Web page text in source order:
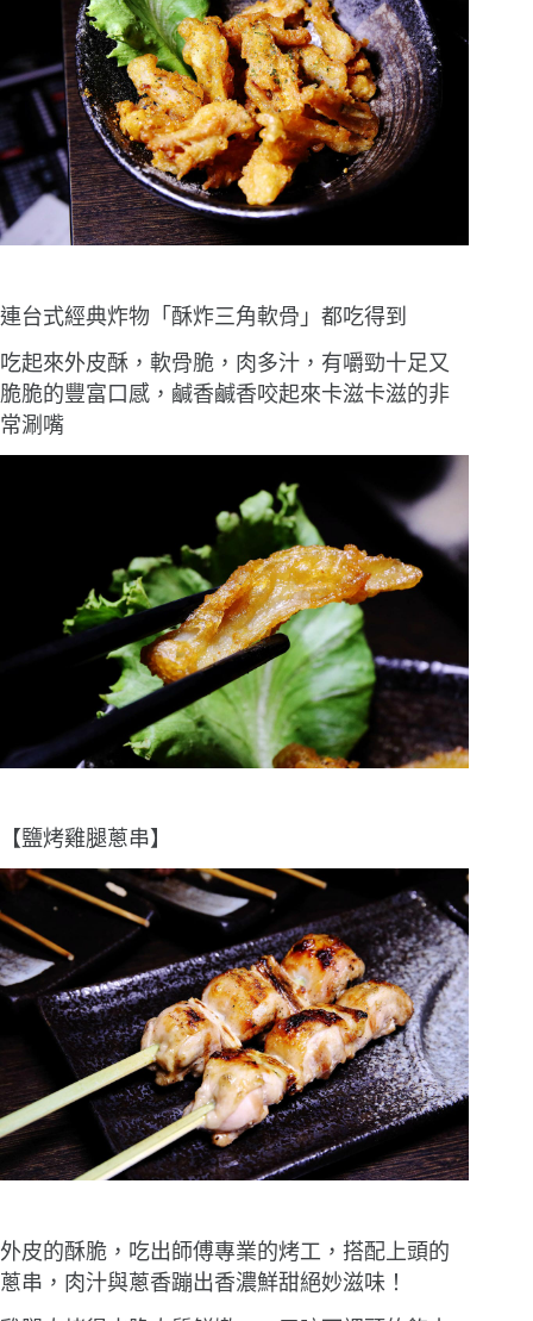
連台式經典炸物「酥炸三角軟骨」都吃得到
吃起來外皮酥，軟骨脆，肉多汁，有嚼勁十足又
脆脆的豐富口感，鹹香鹹香咬起來卡滋卡滋的非
常涮嘴
【鹽烤雞腿蔥串】
外皮的酥脆，吃出師傅專業的烤工，搭配上頭的
蔥串，肉汁與蔥香蹦出香濃鮮甜絕妙滋味！